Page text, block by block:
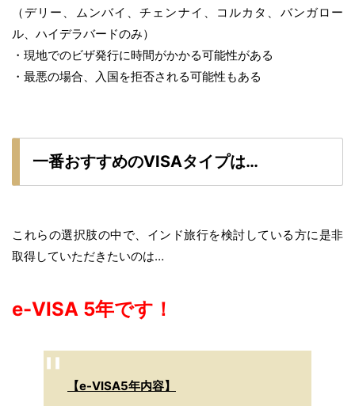
（デリー、ムンバイ、チェンナイ、コルカタ、バンガロー
ル、ハイデラバードのみ）
・現地でのビザ発行に時間がかかる可能性がある
・最悪の場合、入国を拒否される可能性もある
一番おすすめのVISAタイプは…
これらの選択肢の中で、インド旅行を検討している方に是非
取得していただきたいのは…
e-VISA 5年です！
【e-VISA5年内容】